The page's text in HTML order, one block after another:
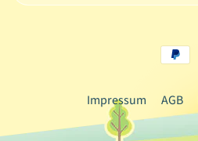
b
Impressum AGB